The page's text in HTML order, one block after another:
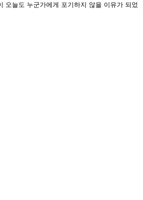
오늘도 누군가에게 포기하지 않을 이유가 되었